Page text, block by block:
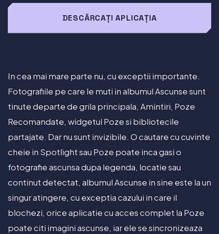
DESCĂRCAȚI APLICAȚIA
In cea mai mare parte nu, cu exceptii importante.
Fotografiile pe care le muti in albumul Ascunse sunt
tinute departe de grila principala, Amintiri, Poze
Recomandate, widgetul Poze si bibliotecile
partajate. Dar nu sunt invizibile. O cautare cu cuvinte
cheie in Spotlight sau Poze poate inca gasi o
fotografie ascunsa dupa legenda, locatie sau
continut detectat, albumul Ascunse in sine este la un
singur atingere, cu exceptia cazului in care il
blochezi, orice aplicatie cu acces complet la Poze
poate citi imagini ascunse, iar ele se sincronizeaza